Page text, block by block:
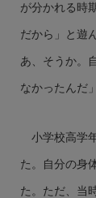
が分かれる時
だから」と遊
あ、そうか。
なかったんだ
小学校高学
た。自分の身
た。ただ、当